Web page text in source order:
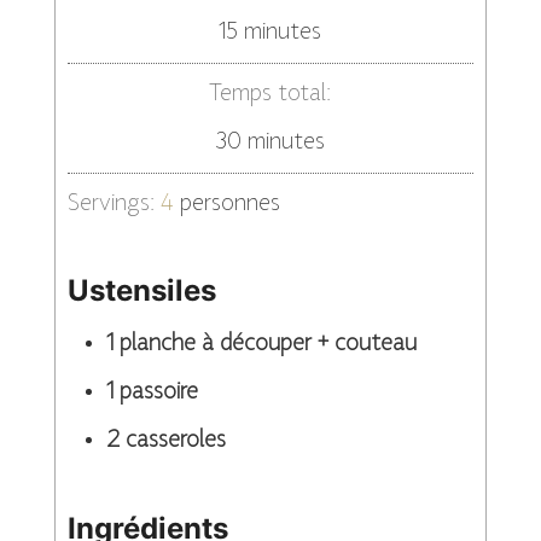
15 minutes
minutes
Temps total:
30 minutes
minutes
Servings: 4 personnes
Ustensiles
1 planche à découper + couteau
1 passoire
2 casseroles
Ingrédients